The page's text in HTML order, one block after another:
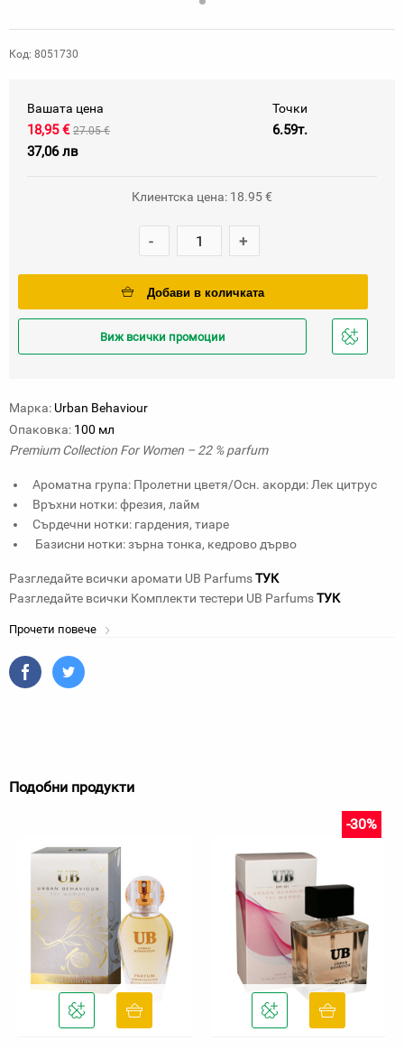
Код: 8051730
Вашата цена
18,95 € 27.05 €
37,06 лв
Точки
6.59т.
Клиентска цена: 18.95 €
- +
Добави в количката
Виж всички промоции
Добави
Марка: Urban Behaviour
Опаковка: 100 мл
Premium Collection For Women – 22 % parfum
Aроматна група: Пролетни цветя/Осн. акорди: Лек цитрус
Връхни нотки: фрезия, лайм
Сърдечни нотки: гардения, тиаре
Базисни нотки: зърна тонка, кедрово дърво
Разгледайте всички аромати UB ParfumsТУК
Разгледайте всички Комплекти тестери UB ParfumsТУК
Прочети повече
Подобни продукти
-30%